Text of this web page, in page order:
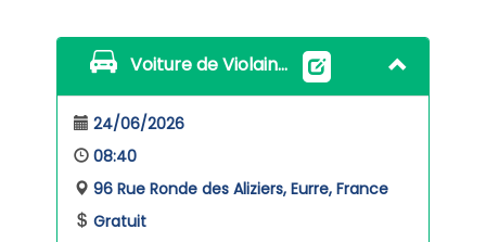
Voiture de Violaine VERNAY
24/06/2026
08:40
96 Rue Ronde des Aliziers, Eurre, France
Gratuit